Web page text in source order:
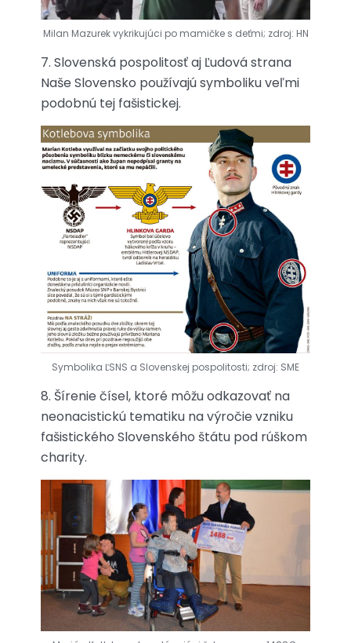
Milan Mazurek vykrikujúci po mamičke s deťmi; zdroj: HN
7. Slovenská pospolitosť aj Ľudová strana
Naše Slovensko používajú symboliku veľmi
podobnú tej fašistickej.
Symbolika ĽSNS a Slovenskej pospolitosti; zdroj: SME
8. Šírenie čísel, ktoré môžu odkazovať na
neonacistickú tematiku na výročie vzniku
fašistického Slovenského štátu pod rúškom
charity.